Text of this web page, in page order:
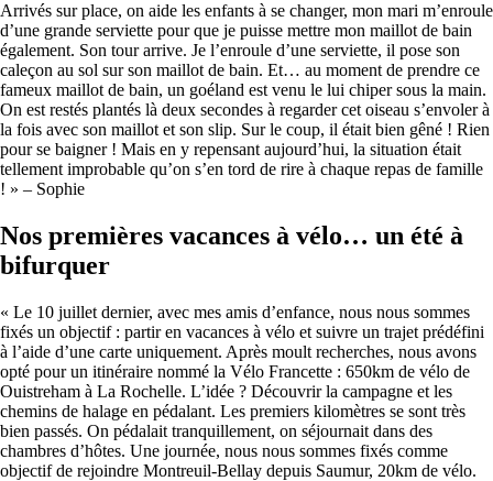
Arrivés sur place, on aide les enfants à se changer, mon mari m’enroule
d’une grande serviette pour que je puisse mettre mon maillot de bain
également. Son tour arrive. Je l’enroule d’une serviette, il pose son
caleçon au sol sur son maillot de bain. Et… au moment de prendre ce
fameux maillot de bain, un goéland est venu le lui chiper sous la main.
On est restés plantés là deux secondes à regarder cet oiseau s’envoler à
la fois avec son maillot et son slip. Sur le coup, il était bien gêné ! Rien
pour se baigner ! Mais en y repensant aujourd’hui, la situation était
tellement improbable qu’on s’en tord de rire à chaque repas de famille
! » – Sophie
Nos premières vacances à vélo… un été à
bifurquer
« Le 10 juillet dernier, avec mes amis d’enfance, nous nous sommes
fixés un objectif : partir en vacances à vélo et suivre un trajet prédéfini
à l’aide d’une carte uniquement. Après moult recherches, nous avons
opté pour un itinéraire nommé la Vélo Francette : 650km de vélo de
Ouistreham à La Rochelle. L’idée ? Découvrir la campagne et les
chemins de halage en pédalant. Les premiers kilomètres se sont très
bien passés. On pédalait tranquillement, on séjournait dans des
chambres d’hôtes. Une journée, nous nous sommes fixés comme
objectif de rejoindre Montreuil-Bellay depuis Saumur, 20km de vélo.